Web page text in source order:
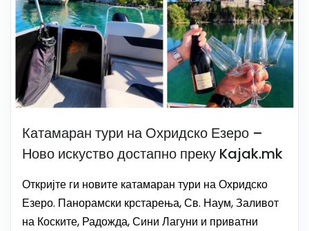
Катамаран тури на Охридско Езеро –
Ново искуство достапно преку Kajak.mk
Откријте ги новите катамаран тури на Охридско
Езеро. Панорамски крстарења, Св. Наум, Заливот
на Коските, Радожда, Сини Лагуни и приватни